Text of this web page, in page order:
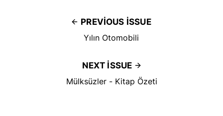
PREVIOUS ISSUE
Yılın Otomobili
NEXT ISSUE
Mülksüzler - Kitap Özeti